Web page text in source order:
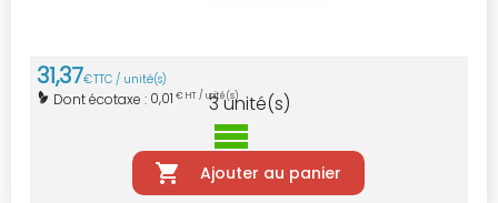
31,37€TTC / unité(s)
Dont écotaxe : 0,01 € HT / unité(s)
3unité(s)
Ajouter au panier